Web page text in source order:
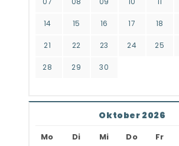
14 15 16 17 18
21 22 23 24 25
28 29 30
Oktober 2026
Mo Di Mi Do Fr